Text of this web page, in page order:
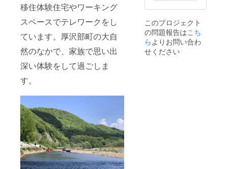
移住体験住宅やワーキング
スペースでテレワークをし
ています。厚沢部町の大自
然のなかで、家族で思い出
深い体験をして過ごしま
す。
このプロジェクト
の問題報告はこち
らよりお問い合わ
せください